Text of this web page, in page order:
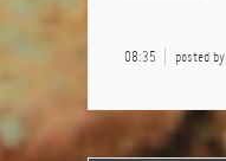
08:35 posted by